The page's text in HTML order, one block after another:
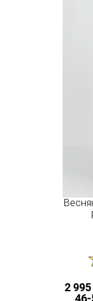
2 995
46-